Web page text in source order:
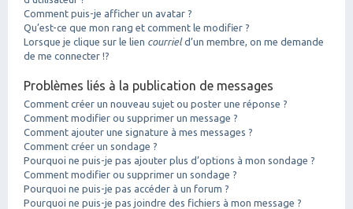
Comment puis-je afficher un avatar ?
Qu’est-ce que mon rang et comment le modifier ?
Lorsque je clique sur le lien courrield’un membre, on me demande
de me connecter !?
Problèmes liés à la publication de messages
Comment créer un nouveau sujet ou poster une réponse ?
Comment modifier ou supprimer un message ?
Comment ajouter une signature à mes messages ?
Comment créer un sondage ?
Pourquoi ne puis-je pas ajouter plus d’options à mon sondage ?
Comment modifier ou supprimer un sondage ?
Pourquoi ne puis-je pas accéder à un forum ?
Pourquoi ne puis-je pas joindre des fichiers à mon message ?